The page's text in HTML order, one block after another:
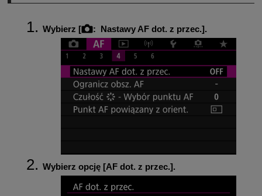
Wybierz [ : Nastawy AF dot. z przec.].
Wybierz opcję [AF dot. z przec.].